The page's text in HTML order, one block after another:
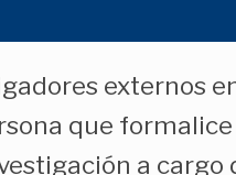
externos
que formalice
a cargo